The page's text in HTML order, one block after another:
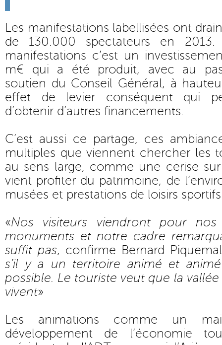
Les manifestations labellisées ont
de 130.000 spectateurs en
manifestations c’est un
m€ qui a été produit, avec au
soutien du Conseil Général, à
effet de levier conséquent qui
d’obtenir d’autres financements.
C’est aussi ce partage, ces
multiples que viennent chercher les
au sens large, comme une cerise
vient profiter du patrimoine, de
musées et prestations de loisirs
«Nos visiteurs viendront pour nos
monuments et notre cadre
suffit pas, confirme Bernard
s’il y a un territoire animé et
possible. Le touriste veut que la vallée
vivent»
Les animations comme un
développement de l’économie